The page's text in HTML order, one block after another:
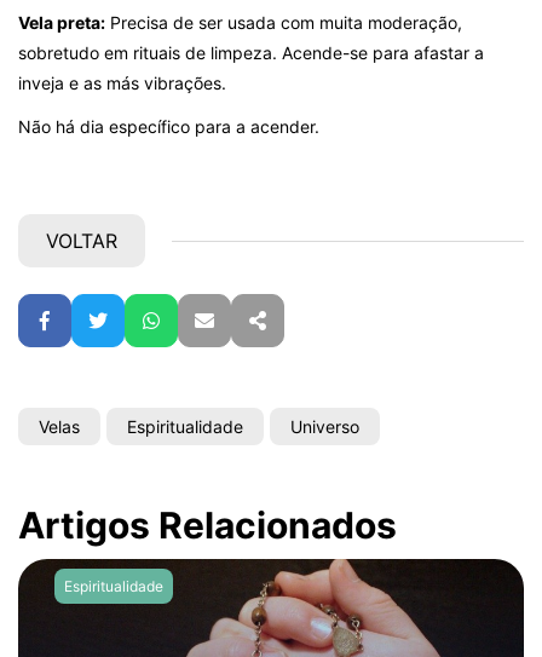
Vela preta: Precisa de ser usada com muita moderação,
sobretudo em rituais de limpeza. Acende-se para afastar a
inveja e as más vibrações.
Não há dia específico para a acender.
VOLTAR
FacebookTwitterWhatsApp
E-mailPartilhar
Velas Espiritualidade Universo
Artigos Relacionados
Espiritualidade